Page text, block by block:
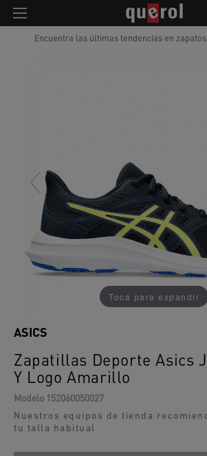
Encuentra las últimas tendencias en
Toca para expandir
Zapatillas Deporte Asics
Y Logo Amarillo
ASICS
Modelo 152060050027
Nuestros equipos de tienda
tu talla habitual